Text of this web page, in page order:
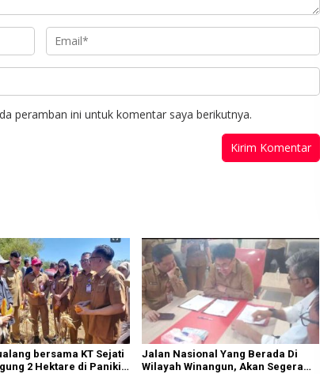
peramban ini untuk komentar saya berikutnya.
bersama KT Sejati
2 Hektare di Paniki
Jalan Nasional Yang Berada Di
Wilayah Winangun, Akan Segera